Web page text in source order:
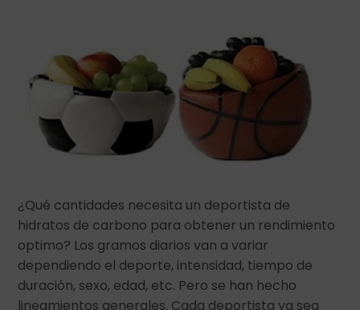
¿Qué cantidades necesita un deportista de
hidratos de carbono para obtener un rendimiento
optimo? Los gramos diarios van a variar
dependiendo el deporte, intensidad, tiempo de
duración, sexo, edad, etc. Pero se han hecho
lineamientos generales. Cada deportista ya sea